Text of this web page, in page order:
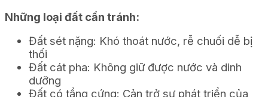
Những loại đất cần tránh:
Đất sét nặng: Khó thoát nước, rễ chuối dễ bị
thối
Đất cát pha: Không giữ được nước và dinh
dưỡng
Đất có tầng cứng: Cản trở sự phát triển của